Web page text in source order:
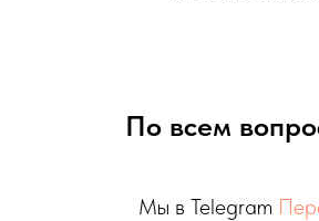
По всем
Мы в Telegram